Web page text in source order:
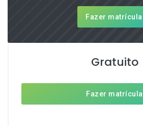
Fazer matrícula
Gratuito
Fazer matrícula